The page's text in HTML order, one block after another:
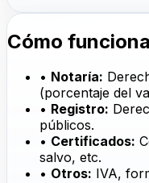
Cómo
• Notaría:
(porcentaje del
• Registro:
públicos.
• Certificados:
salvo, etc.
• Otros: IVA,